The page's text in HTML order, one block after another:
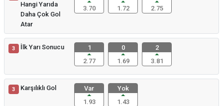
Hangi Yarıda
Daha Çok Gol
Atar
3.70
1.72
2.75
3 İlk Yarı Sonucu
1
2.77
0
1.69
2
3.81
3 Karşılıklı Gol
Var
1.93
Yok
1.43